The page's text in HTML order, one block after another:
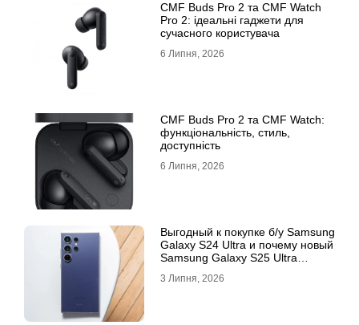
CMF Buds Pro 2 та CMF Watch
Pro 2: ідеальні гаджети для
сучасного користувача
6 Липня, 2026
CMF Buds Pro 2 та CMF Watch:
функціональність, стиль,
доступність
6 Липня, 2026
Выгодный к покупке б/у Samsung
Galaxy S24 Ultra и почему новый
Samsung Galaxy S25 Ultra
3 Липня, 2026